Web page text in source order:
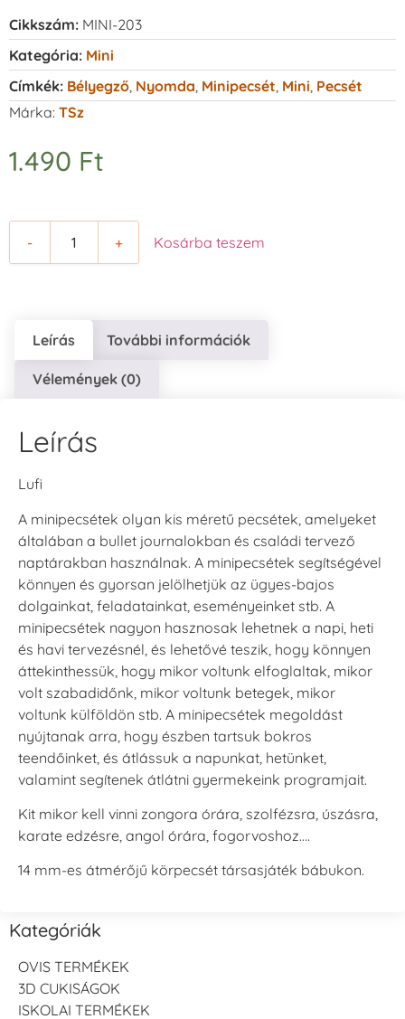
Cikkszám: MINI-203
Kategória: Mini
Címkék: Bélyegző Nyomda Minipecsét Mini Pecsét
Márka: TSz
1.490 Ft
- + Kosárba teszem
Leírás További információk
Vélemények (0)
Leírás
Lufi
A minipecsétek olyan kis méretű pecsétek, amelyeket
általában a bullet journalokban és családi tervező
naptárakban használnak. A minipecsétek segítségével
könnyen és gyorsan jelölhetjük az ügyes-bajos
dolgainkat, feladatainkat, eseményeinket stb. A
minipecsétek nagyon hasznosak lehetnek a napi, heti
és havi tervezésnél, és lehetővé teszik, hogy könnyen
áttekinthessük, hogy mikor voltunk elfoglaltak, mikor
volt szabadidőnk, mikor voltunk betegek, mikor
voltunk külföldön stb. A minipecsétek megoldást
nyújtanak arra, hogy észben tartsuk bokros
teendőinket, és átlássuk a napunkat, hetünket,
valamint segítenek átlátni gyermekeink programjait.
Kit mikor kell vinni zongora órára, szolfézsra, úszásra,
karate edzésre, angol órára, fogorvoshoz….
14 mm-es átmérőjű körpecsét társasjáték bábukon.
Kategóriák
OVIS TERMÉKEK
3D CUKISÁGOK
ISKOLAI TERMÉKEK